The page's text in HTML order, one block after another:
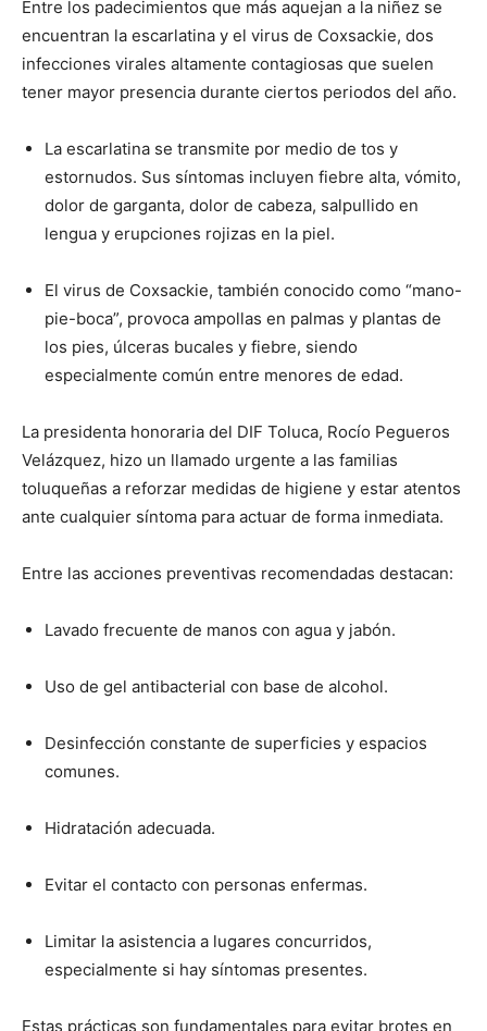
Entre los padecimientos que más aquejan a la niñez se
encuentran la escarlatina y el virus de Coxsackie, dos
infecciones virales altamente contagiosas que suelen
tener mayor presencia durante ciertos periodos del año.
La escarlatina se transmite por medio de tos y
estornudos. Sus síntomas incluyen fiebre alta, vómito,
dolor de garganta, dolor de cabeza, salpullido en
lengua y erupciones rojizas en la piel.
El virus de Coxsackie, también conocido como “mano-
pie-boca”, provoca ampollas en palmas y plantas de
los pies, úlceras bucales y fiebre, siendo
especialmente común entre menores de edad.
La presidenta honoraria del DIF Toluca, Rocío Pegueros
Velázquez, hizo un llamado urgente a las familias
toluqueñas a reforzar medidas de higiene y estar atentos
ante cualquier síntoma para actuar de forma inmediata.
Entre las acciones preventivas recomendadas destacan:
Lavado frecuente de manos con agua y jabón.
Uso de gel antibacterial con base de alcohol.
Desinfección constante de superficies y espacios
comunes.
Hidratación adecuada.
Evitar el contacto con personas enfermas.
Limitar la asistencia a lugares concurridos,
especialmente si hay síntomas presentes.
Estas prácticas son fundamentales para evitar brotes en